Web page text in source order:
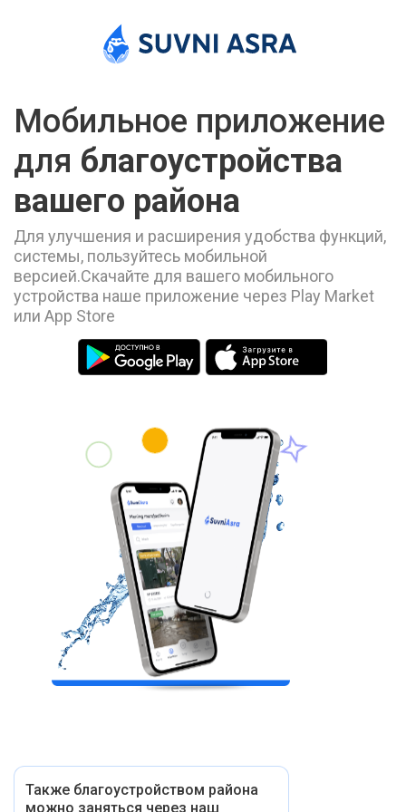
Мобильное приложение
для благоустройства
вашего района
Для улучшения и расширения удобства функций,
системы, пользуйтесь мобильной
версией.Скачайте для вашего мобильного
устройства наше приложение через Play Market
или App Store
Также благоустройством района
можно заняться через наш